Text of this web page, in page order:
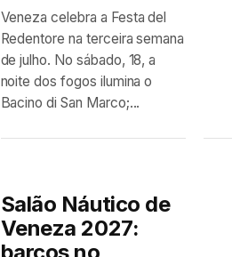
Veneza celebra a Festa del
Redentore na terceira semana
de julho. No sábado, 18, a
noite dos fogos ilumina o
Bacino di San Marco;...
Salão Náutico de
Veneza 2027: